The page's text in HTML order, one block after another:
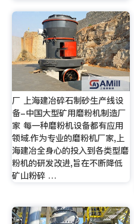
厂 上海建冶碎石制砂生产线设
备-中国大型矿用磨粉机制造厂
家 每一种磨粉机设备都有应用
领域.作为专业的磨粉机厂家,上
海建冶全身心的投入到各类型磨
粉机的研发改进,旨在不断降低
矿山粉碎 …